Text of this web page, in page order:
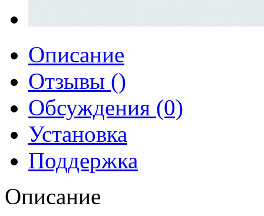
Описание
Отзывы ()
Обсуждения (0)
Установка
Поддержка
Описание